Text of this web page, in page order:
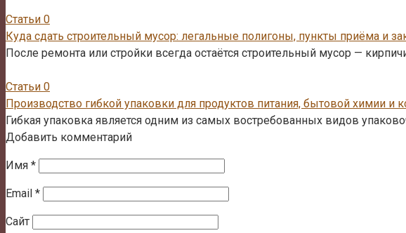
Статьи 0
Куда сдать строительный мусор: легальные полигоны, пункты приёма и
После ремонта или стройки всегда остаётся строительный мусор —
Статьи 0
Производство гибкой упаковки для продуктов питания, бытовой химии и
Гибкая упаковка является одним из самых востребованных видов
Добавить комментарий
Имя *
Email *
Сайт